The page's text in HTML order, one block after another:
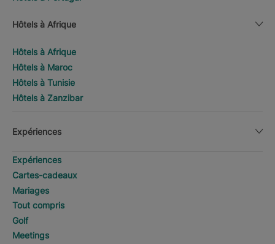
Hôtels à Afrique
Hôtels à Afrique
Hôtels à Maroc
Hôtels à Tunisie
Hôtels à Zanzibar
Expériences
Expériences
Cartes-cadeaux
Mariages
Tout compris
Golf
Meetings